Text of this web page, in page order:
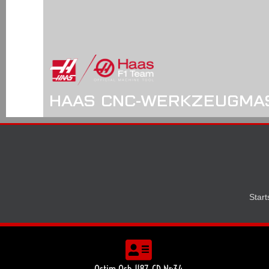
HAAS CNC-